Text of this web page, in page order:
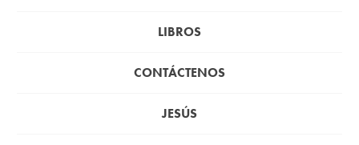
LIBROS
CONTÁCTENOS
JESÚS